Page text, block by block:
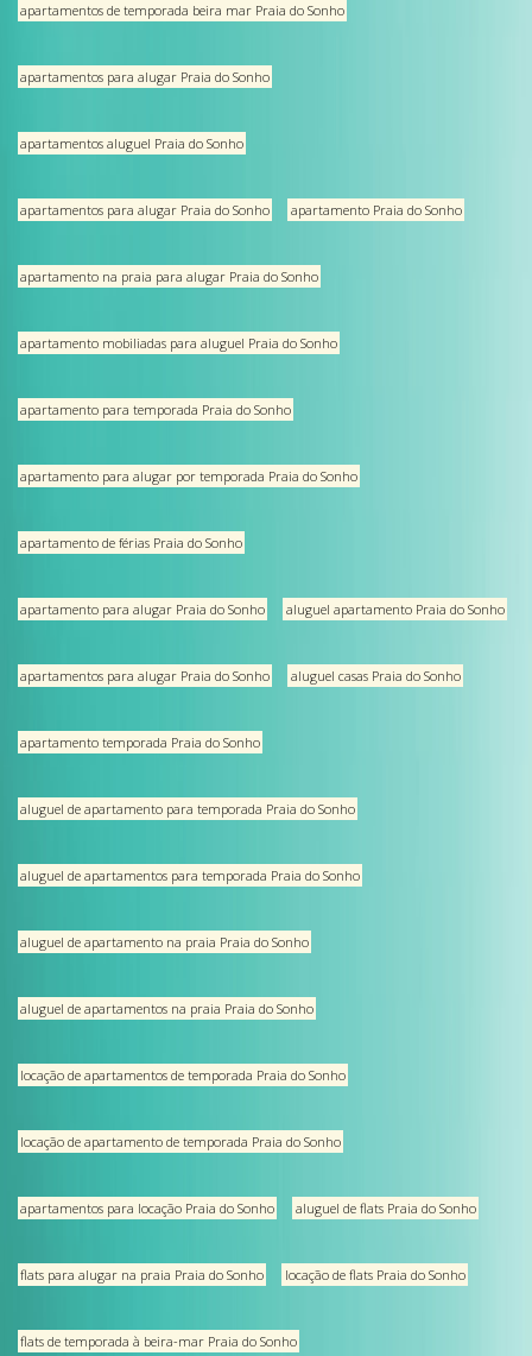
apartamentos de temporada beira mar Praia do Sonho
apartamentos para alugar Praia do Sonho
apartamentos aluguel Praia do Sonho
apartamentos para alugar Praia do Sonho apartamento Praia do Sonho
apartamento na praia para alugar Praia do Sonho
apartamento mobiliadas para aluguel Praia do Sonho
apartamento para temporada Praia do Sonho
apartamento para alugar por temporada Praia do Sonho
apartamento de férias Praia do Sonho
apartamento para alugar Praia do Sonho aluguel apartamento Praia do Sonho
apartamentos para alugar Praia do Sonho aluguel casas Praia do Sonho
apartamento temporada Praia do Sonho
aluguel de apartamento para temporada Praia do Sonho
aluguel de apartamentos para temporada Praia do Sonho
aluguel de apartamento na praia Praia do Sonho
aluguel de apartamentos na praia Praia do Sonho
locação de apartamentos de temporada Praia do Sonho
locação de apartamento de temporada Praia do Sonho
apartamentos para locação Praia do Sonho aluguel de flats Praia do Sonho
flats para alugar na praia Praia do Sonho locação de flats Praia do Sonho
flats de temporada à beira-mar Praia do Sonho